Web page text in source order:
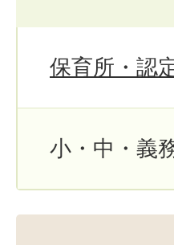
保育所・認
小・中・義